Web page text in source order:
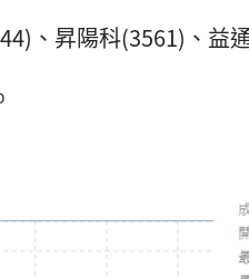
、昇陽科(3561)、益